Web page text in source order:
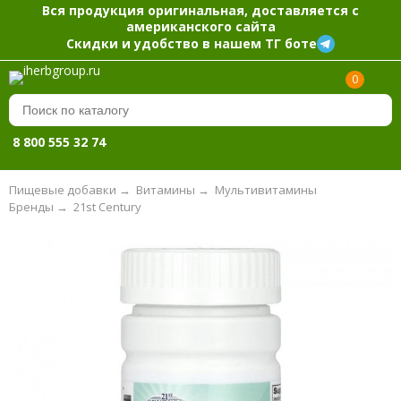
Вся продукция оригинальная, доставляется с
американского сайта
Скидки и удобство в нашем ТГ боте
0
8 800 555 32 74
Пищевые добавки → Витамины → Мультивитамины
21st Century
Бренды →